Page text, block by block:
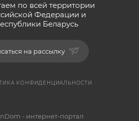
по всей территории
Федерации и
Беларусь
на рассылку
КОНФИДЕНЦИАЛЬНОСТИ
- интернет-портал